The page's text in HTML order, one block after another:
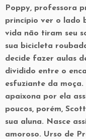
Poppy, professora
princípio ver o lado
vida não tiram seu
sua bicicleta
decide fazer aulas
dividido entre o
esfuziante da moça.
apaixona por ela
poucos, porém,
sua aluna. Nasce
amoroso. Urso de